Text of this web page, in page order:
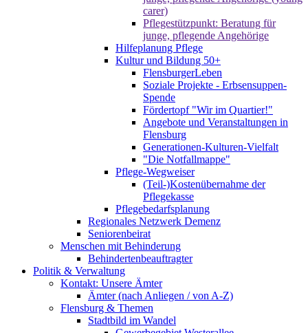
carer)
Pflegestützpunkt: Beratung für
junge, pflegende Angehörige
Hilfeplanung Pflege
Kultur und Bildung 50+
FlensburgerLeben
Soziale Projekte - Erbsensuppen-
Spende
Fördertopf "Wir im Quartier!"
Angebote und Veranstaltungen in
Flensburg
Generationen-Kulturen-Vielfalt
"Die Notfallmappe"
Pflege-Wegweiser
(Teil-)Kostenübernahme der
Pflegekasse
Pflegebedarfsplanung
Regionales Netzwerk Demenz
Seniorenbeirat
Menschen mit Behinderung
Behindertenbeauftragter
Politik & Verwaltung
Kontakt: Unsere Ämter
Ämter (nach Anliegen / von A-Z)
Flensburg & Themen
Stadtbild im Wandel